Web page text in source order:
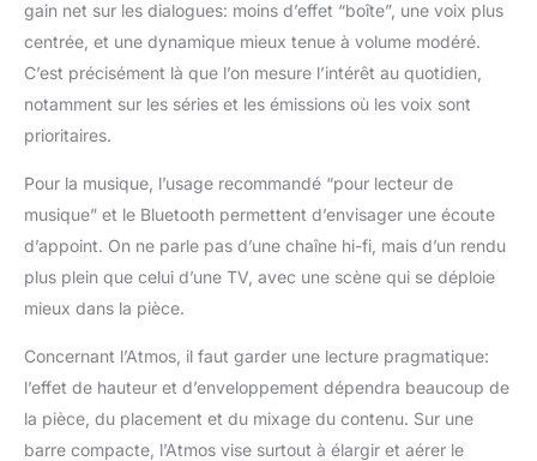
gain net sur les dialogues: moins d’effet “boîte”, une voix plus
centrée, et une dynamique mieux tenue à volume modéré.
C’est précisément là que l’on mesure l’intérêt au quotidien,
notamment sur les séries et les émissions où les voix sont
prioritaires.
Pour la musique, l’usage recommandé “pour lecteur de
musique” et le Bluetooth permettent d’envisager une écoute
d’appoint. On ne parle pas d’une chaîne hi-fi, mais d’un rendu
plus plein que celui d’une TV, avec une scène qui se déploie
mieux dans la pièce.
Concernant l’Atmos, il faut garder une lecture pragmatique:
l’effet de hauteur et d’enveloppement dépendra beaucoup de
la pièce, du placement et du mixage du contenu. Sur une
barre compacte, l’Atmos vise surtout à élargir et aérer le